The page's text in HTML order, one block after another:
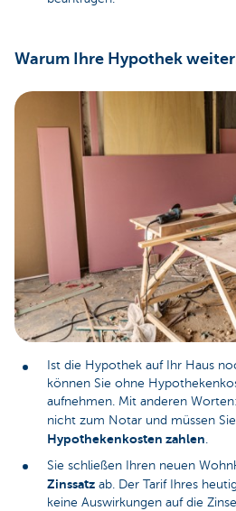
Warum Ihre Hypothek
Ist die Hypothek auf Ihr Haus
können Sie ohne
aufnehmen. Mit anderen
nicht zum Notar und müssen Sie
Hypothekenkosten zahlen
Sie schließen Ihren neuen
Zinssatz ab. Der Tarif Ihres
keine Auswirkungen auf die